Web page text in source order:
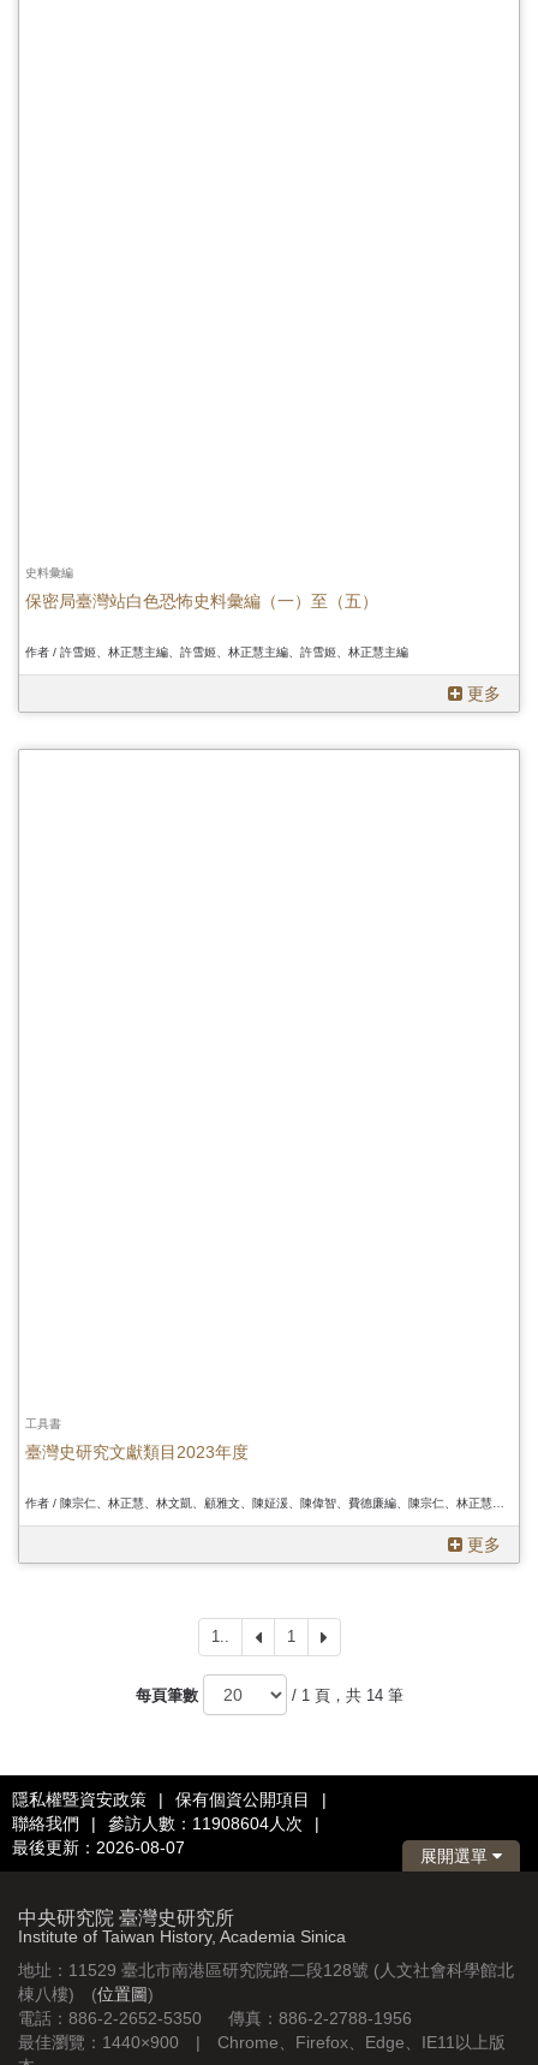
史料彙編
保密局臺灣站白色恐怖史料彙編（一）至（五）
作者 / 許雪姬、林正慧主編、許雪姬、林正慧主編、許雪姬、林正慧主編
更多
工具書
臺灣史研究文獻類目2023年度
更多
1..
上
一
頁
1
下
一
每頁筆數
/ 1 頁，共 14 筆
隱私權暨資安政策 | 保有個資公開項目
|
聯絡我們
| 參訪人數：11908604人次
|
最後更新：2026-08-07
展開選單
中央研究院 臺灣史研究所
Institute of Taiwan History, Academia Sinica
地址：11529 臺北市南港區研究院路二段128號 (人文社會科學館北
棟八樓) (位置圖)
電話：886-2-2652-5350 傳真：886-2-2788-1956
最佳瀏覽：1440×900 | Chrome、Firefox、Edge、IE11以上版